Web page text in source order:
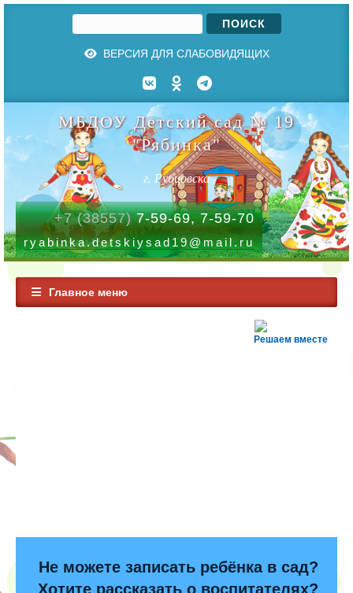
Форма поиска
ВЕРСИЯ ДЛЯ СЛАБОВИДЯЩИХ
МБДОУ Детский сад № 19
"Рябинка"
г. Рубцовска
+7 (38557)7-59-69, 7-59-70
ryabinka.detskiysad19@mail.ru
Главное меню
Решаем вместе
Не можете записать ребёнка в сад?
Хотите рассказать о воспитателях?